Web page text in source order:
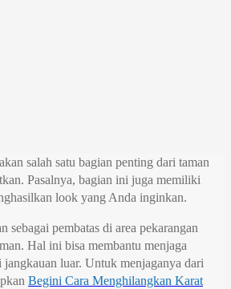
salah satu bagian penting dari taman
Pasalnya, bagian ini juga memiliki
look yang Anda inginkan.
sebagai pembatas di area pekarangan
Hal ini bisa membantu menjaga
jangkauan luar. Untuk menjaganya dari
Begini Cara Menghilangkan Karat